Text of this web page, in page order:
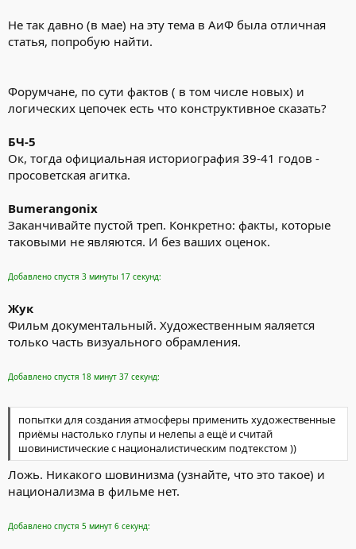
Не так давно (в мае) на эту тема в АиФ была отличная
статья, попробую найти.
Форумчане, по сути фактов ( в том числе новых) и
логических цепочек есть что конструктивное сказать?
БЧ-5
Ок, тогда официальная историография 39-41 годов -
просоветская агитка.
Bumerangonix
Заканчивайте пустой треп. Конкретно: факты, которые
таковыми не являются. И без ваших оценок.
Добавлено спустя 3 минуты 17 секунд:
Жук
Фильм документальный. Художественным яаляется
только часть визуального обрамления.
Добавлено спустя 18 минут 37 секунд:
попытки для создания атмосферы применить художественные
приёмы настолько глупы и нелепы а ещё и считай
шовинистические с националистическим подтекстом ))
Ложь. Никакого шовинизма (узнайте, что это такое) и
национализма в фильме нет.
Добавлено спустя 5 минут 6 секунд: